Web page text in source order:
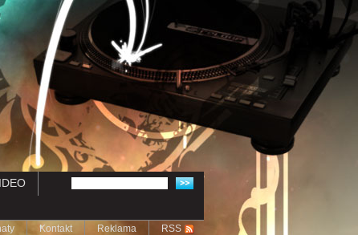
Kontakt Reklama RSS